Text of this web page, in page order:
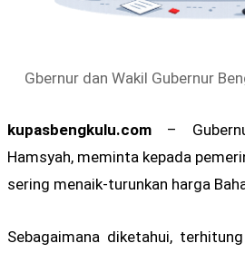
Gbernur dan Wakil Gubernur
kupasbengkulu.com –
Hamsyah, meminta kepada
sering menaik-turunkan harga
Sebagaimana diketahui,